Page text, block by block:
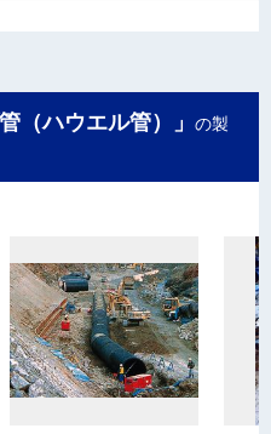
（ハウエル管）」
の製